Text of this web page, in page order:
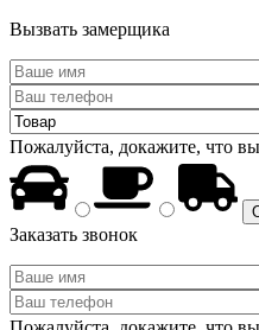
Вызвать замерщика
Пожалуйста, докажите, что
Заказать звонок